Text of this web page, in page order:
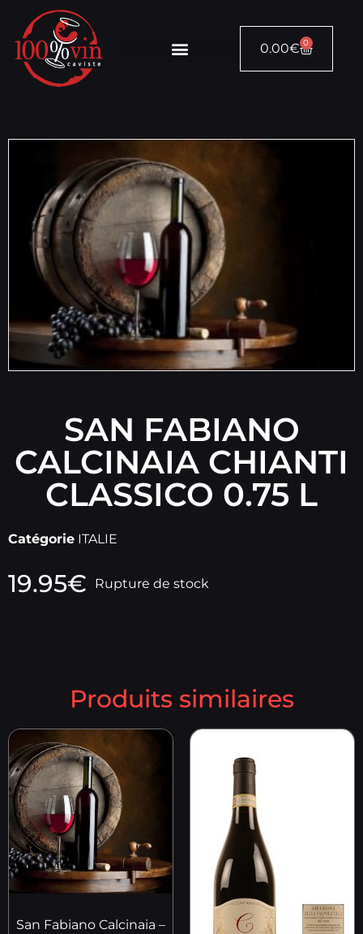
0.00€ 0
SAN FABIANO
CALCINAIA CHIANTI
CLASSICO 0.75 L
Catégorie ITALIE
19.95€ Rupture de stock
Produits similaires
San Fabiano Calcinaia –